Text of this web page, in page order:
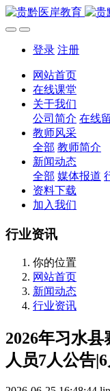
登录 注册
网站首页
在线课堂
关于我们
公司简介 在线
教师风采
全部 教师简介
新闻动态
全部 媒体报道
资料下载
加入我们
行业资讯
你的位置
网站首页
新闻动态
行业资讯
2026年习水
人员7人公告